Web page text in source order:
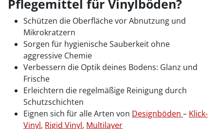
Pflegemittel für Vinylböden?
Schützen die Oberfläche vor Abnutzung und
Mikrokratzern
Sorgen für hygienische Sauberkeit ohne
aggressive Chemie
Verbessern die Optik deines Bodens: Glanz und
Frische
Erleichtern die regelmäßige Reinigung durch
Schutzschichten
Eignen sich für alle Arten von Designböden – Klick-
Vinyl, Rigid Vinyl, Multilayer